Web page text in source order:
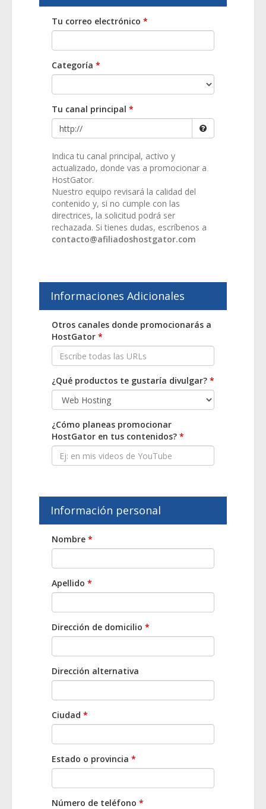
Tu correo electrónico *
Categoría *
Tu canal principal *
Indica tu canal principal, activo y
actualizado, donde vas a promocionar a
HostGator.
Nuestro equipo revisará la calidad del
contenido y, si no cumple con las
directrices, la solicitud podrá ser
rechazada. Si tienes dudas, escríbenos a
contacto@afiliadoshostgator.com
Informaciones Adicionales
Otros canales donde promocionarás a
HostGator *
¿Qué productos te gustaría divulgar? *
¿Cómo planeas promocionar
HostGator en tus contenidos? *
Información personal
Nombre *
Apellido *
Dirección de domicilio *
Dirección alternativa
Ciudad *
Estado o provincia *
Número de teléfono *